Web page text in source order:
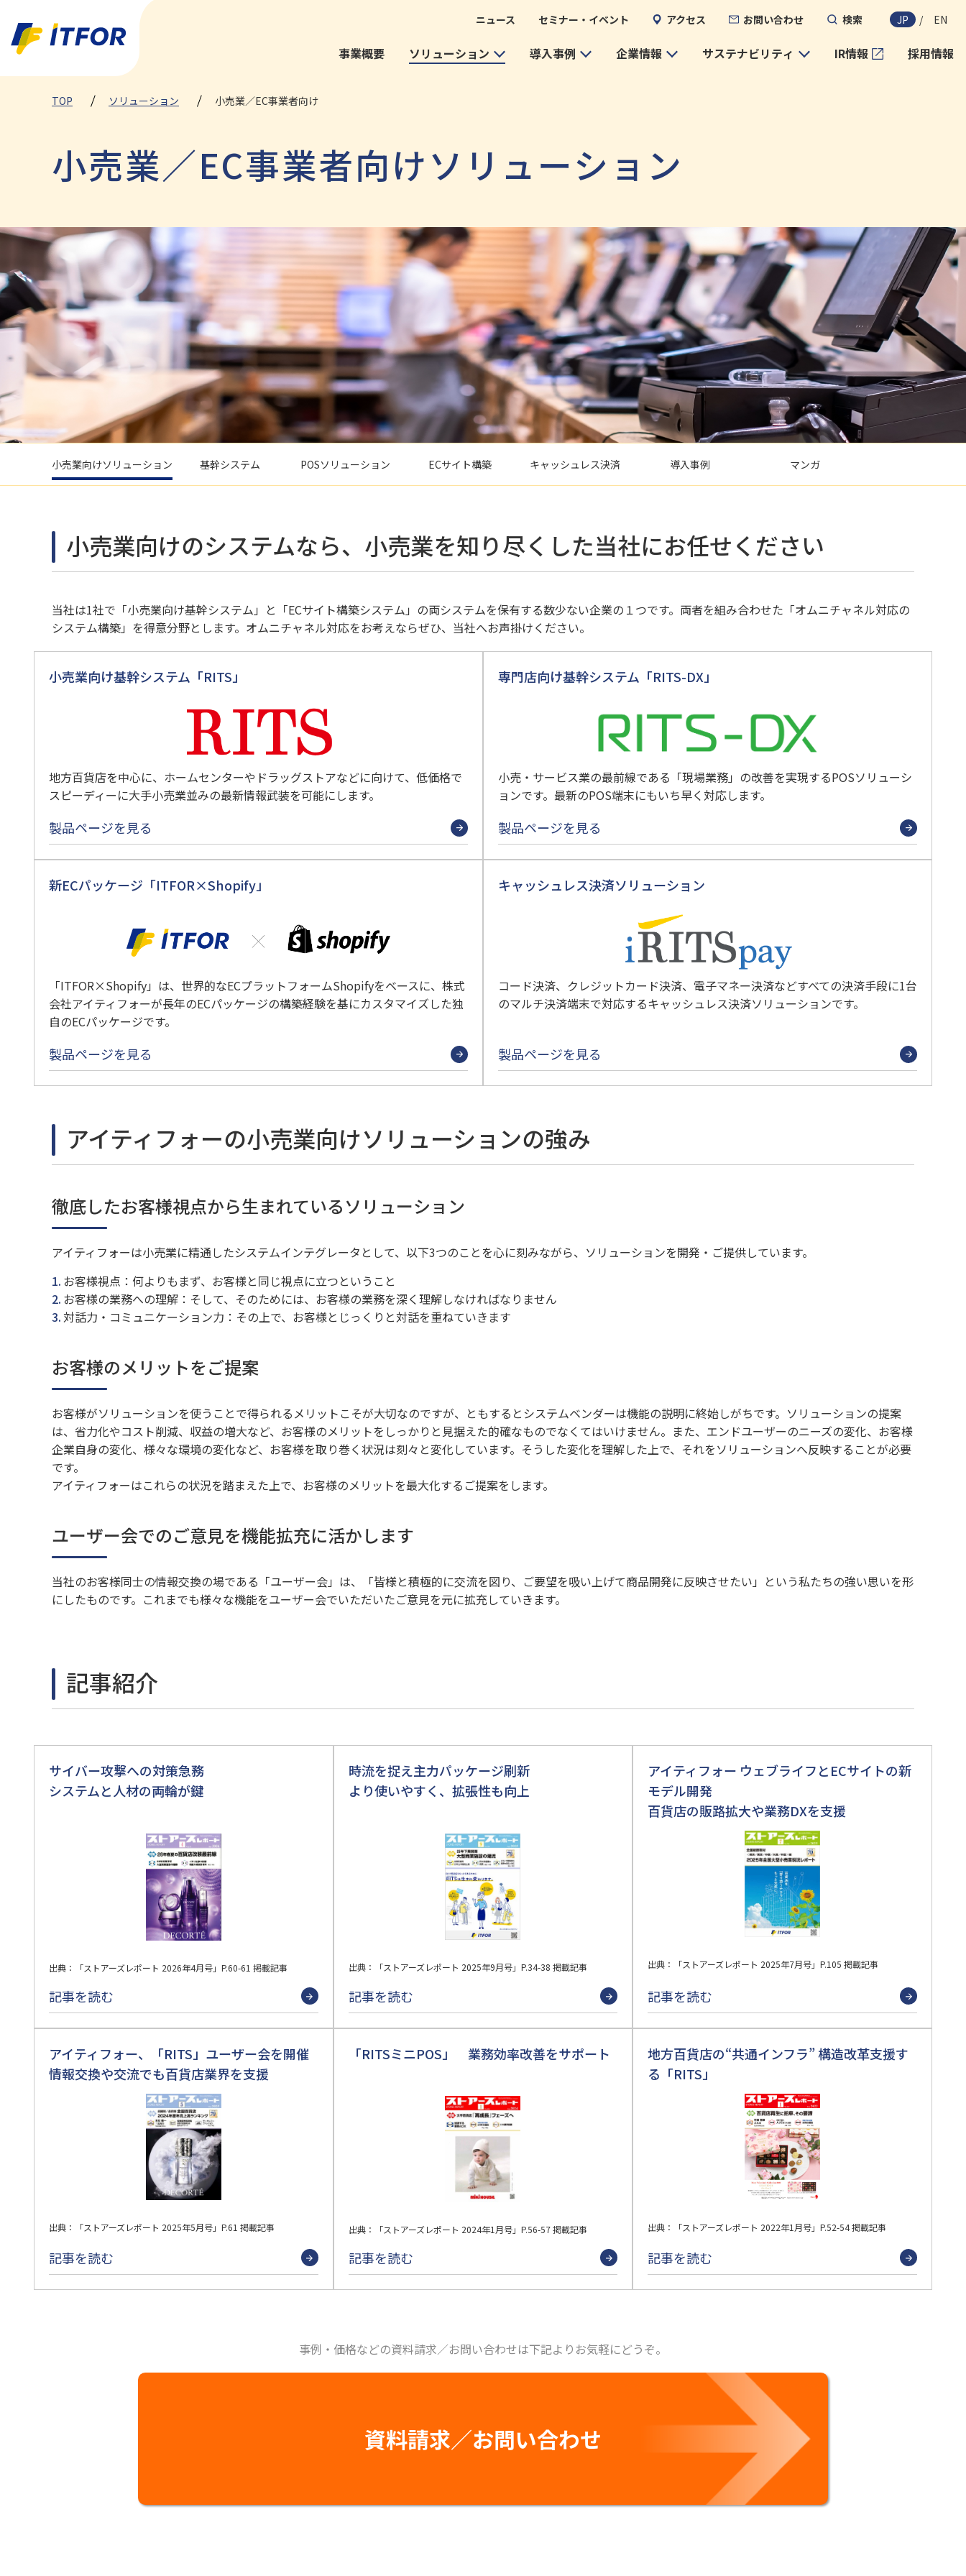
ニュース セミナー・イベント アクセス お問い合わせ 検索 JP / EN
事業概要 ソリューション 導入事例 企業情報 サステナビリティ IR情報 採用情報
TOP ソリューション 小売業／EC事業者向け
小売業／EC事業者向けソリューション
小売業向けソリューション 基幹システム POSソリューション ECサイト構築 キャッシュレス決済 導入事例 マンガ
小売業向けのシステムなら、小売業を知り尽くした当社にお任せください
当社は1社で「小売業向け基幹システム」と「ECサイト構築システム」の両システムを保有する数少ない企業の１つです。両者を組み合わせた「オムニチャネル対応の
システム構築」を得意分野とします。オムニチャネル対応をお考えならぜひ、当社へお声掛けください。
小売業向け基幹システム「RITS」
地方百貨店を中心に、ホームセンターやドラッグストアなどに向けて、低価格で
スピーディーに大手小売業並みの最新情報武装を可能にします。
製品ページを見る
専門店向け基幹システム「RITS-DX」
小売・サービス業の最前線である「現場業務」の改善を実現するPOSソリューシ
ョンです。最新のPOS端末にもいち早く対応します。
製品ページを見る
新ECパッケージ「ITFOR×Shopify」
「ITFOR×Shopify」は、世界的なECプラットフォームShopifyをベースに、株式
会社アイティフォーが長年のECパッケージの構築経験を基にカスタマイズした独
自のECパッケージです。
製品ページを見る
キャッシュレス決済ソリューション
コード決済、クレジットカード決済、電子マネー決済などすべての決済手段に1台
のマルチ決済端末で対応するキャッシュレス決済ソリューションです。
製品ページを見る
アイティフォーの小売業向けソリューションの強み
徹底したお客様視点から生まれているソリューション
アイティフォーは小売業に精通したシステムインテグレータとして、以下3つのことを心に刻みながら、ソリューションを開発・ご提供しています。
お客様視点：何よりもまず、お客様と同じ視点に立つということ
お客様の業務への理解：そして、そのためには、お客様の業務を深く理解しなければなりません
対話力・コミュニケーション力：その上で、お客様とじっくりと対話を重ねていきます
お客様のメリットをご提案
お客様がソリューションを使うことで得られるメリットこそが大切なのですが、ともするとシステムベンダーは機能の説明に終始しがちです。ソリューションの提案
は、省力化やコスト削減、収益の増大など、お客様のメリットをしっかりと見据えた的確なものでなくてはいけません。また、エンドユーザーのニーズの変化、お客様
企業自身の変化、様々な環境の変化など、お客様を取り巻く状況は刻々と変化しています。そうした変化を理解した上で、それをソリューションへ反映することが必要
です。
アイティフォーはこれらの状況を踏まえた上で、お客様のメリットを最大化するご提案をします。
ユーザー会でのご意見を機能拡充に活かします
当社のお客様同士の情報交換の場である「ユーザー会」は、「皆様と積極的に交流を図り、ご要望を吸い上げて商品開発に反映させたい」という私たちの強い思いを形
にしたものです。これまでも様々な機能をユーザー会でいただいたご意見を元に拡充していきます。
記事紹介
サイバー攻撃への対策急務
システムと人材の両輪が鍵
出典：「ストアーズレポート 2026年4月号」P.60-61 掲載記事
記事を読む
時流を捉え主力パッケージ刷新
より使いやすく、拡張性も向上
出典：「ストアーズレポート 2025年9月号」P.34-38 掲載記事
記事を読む
アイティフォー ウェブライフとECサイトの新
モデル開発
百貨店の販路拡大や業務DXを支援
出典：「ストアーズレポート 2025年7月号」P.105 掲載記事
記事を読む
アイティフォー、「RITS」ユーザー会を開催
情報交換や交流でも百貨店業界を支援
出典：「ストアーズレポート 2025年5月号」P.61 掲載記事
記事を読む
「RITSミニPOS」 業務効率改善をサポート
出典：「ストアーズレポート 2024年1月号」P.56-57 掲載記事
記事を読む
地方百貨店の“共通インフラ” 構造改革支援す
る「RITS」
出典：「ストアーズレポート 2022年1月号」P.52-54 掲載記事
記事を読む
事例・価格などの資料請求／お問い合わせは下記よりお気軽にどうぞ。
資料請求／お問い合わせ